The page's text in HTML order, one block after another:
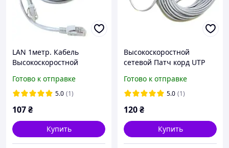
LAN 1метр. Кабель
Высокоскоростной
LAN кабель 1м для
интернета DSS до
Ethernet)
Готово к отправке
5.0 (1)
107₴
Купить
Высокоскоростной
сетевой Патч корд UTP
интернета OUTDOOR
Готово к отправке
5.0 (1)
120₴
Купить